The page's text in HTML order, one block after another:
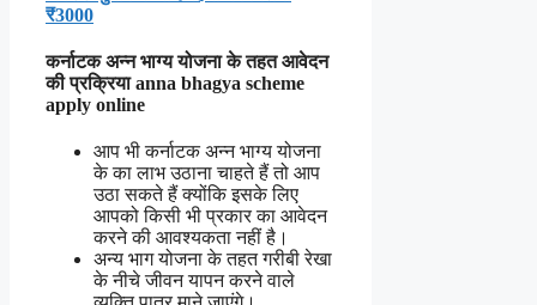
₹3000
कर्नाटक अन्न भाग्य योजना के तहत आवेदन
की प्रक्रिया anna bhagya scheme
apply online
आप भी कर्नाटक अन्न भाग्य योजना
के का लाभ उठाना चाहते हैं तो आप
उठा सकते हैं क्योंकि इसके लिए
आपको किसी भी प्रकार का आवेदन
करने की आवश्यकता नहीं है।
अन्य भाग योजना के तहत गरीबी रेखा
के नीचे जीवन यापन करने वाले